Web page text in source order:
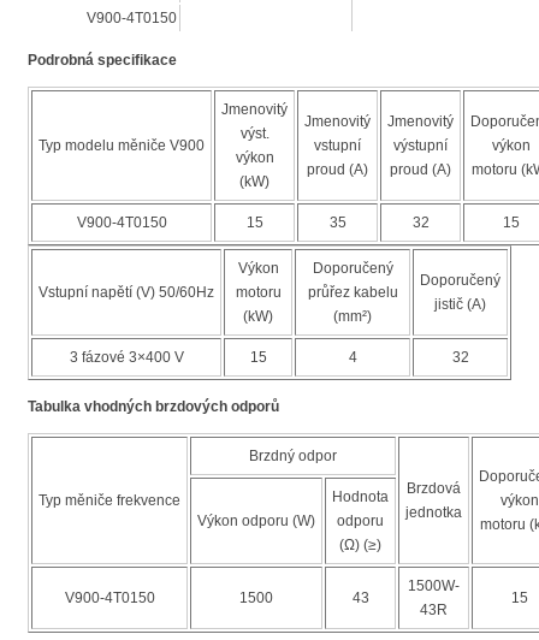
V900-4T0150
Podrobná specifikace
Typ modelu měniče V900
Jmenovitý
výst.
výkon
(kW)
Jmenovitý
vstupní
proud (A)
Jmenovitý
výstupní
proud (A)
výkon
motoru
V900-4T0150 15 35 32 15
Vstupní napětí (V) 50/60Hz
Výkon
motoru
(kW)
Doporučený
průřez kabelu
(mm²)
Doporučený
jistič (A)
3 fázové 3×400 V 15 4 32
Tabulka vhodných brzdových odporů
Typ měniče frekvence
Brzdný odpor
Brzdová
jednotka
výkon
motoru
Výkon odporu (W)
Hodnota
odporu
(Ω) (≥)
V900-4T0150 1500 43
1500W-
43R
15